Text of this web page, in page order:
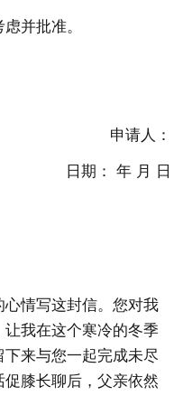
并批准。
申请人：
日期： 年 月 日
情写这封信。您对我
我在这个寒冷的冬季
来与您一起完成未尽
膝长聊后，父亲依然